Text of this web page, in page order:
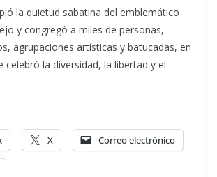
la quietud sabatina del emblemático
y congregó a miles de personas,
agrupaciones artísticas y batucadas, en
celebró la diversidad, la libertad y el
X Correo electrónico